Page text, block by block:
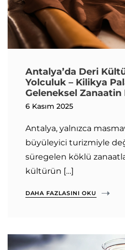
Antalya’da Deri
Yolculuk – Kilikya
Geleneksel Zanaatin
6 Kasım 2025
Antalya, yalnızca
büyüleyici turizmiyle
süregelen köklü
kültürün […]
DAHA FAZLASINI OKU